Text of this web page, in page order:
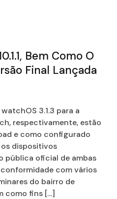
Bem Como O
Final Lançada
3.1.3 para a
respectivamente, estão
e como configurado
dispositivos
pública oficial de ambas
com vários
do bairro de
como fins […]